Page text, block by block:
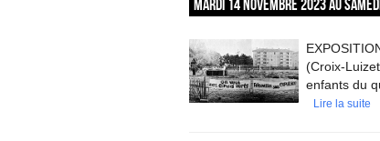
MARDI 14 NOVEMBRE 2023 AU
(Croix-
enfants du
Lire la suite